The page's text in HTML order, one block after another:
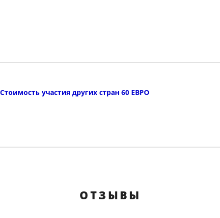
Стоимость участия других стран 60 ЕВРО
ОТЗЫВЫ